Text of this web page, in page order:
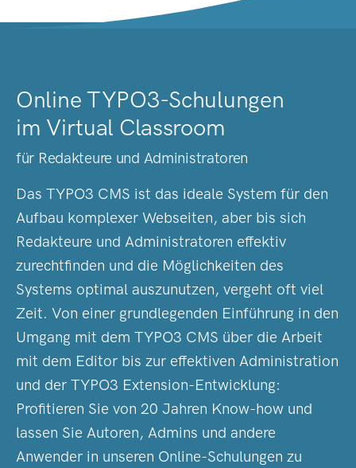
Online TYPO3-Schulungen
im Virtual Classroom
für Redakteure und Administratoren
Das TYPO3 CMS ist das ideale System für den
Aufbau komplexer Webseiten, aber bis sich
Redakteure und Administratoren effektiv
zurechtfinden und die Möglichkeiten des
Systems optimal auszunutzen, vergeht oft viel
Zeit. Von einer grundlegenden Einführung in den
Umgang mit dem TYPO3 CMS über die Arbeit
mit dem Editor bis zur effektiven Administration
und der TYPO3 Extension-Entwicklung:
Profitieren Sie von 20 Jahren Know-how und
lassen Sie Autoren, Admins und andere
Anwender in unseren Online-Schulungen zu